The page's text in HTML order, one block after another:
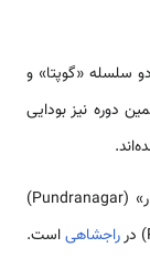
سلسله «گوپتا» و
دوره نیز بودایی
از معروف‌ترین بناهای این دوره، ساختمان «پوندرانگار» (Pundranagar)
راجشاهیاست.